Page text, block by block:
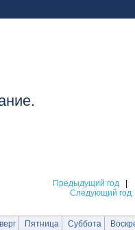
Предыдущий год
Следующий год
Пятница Суббота